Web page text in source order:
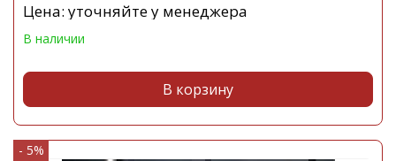
Цена: уточняйте у менеджера
В наличии
В корзину
- 5%